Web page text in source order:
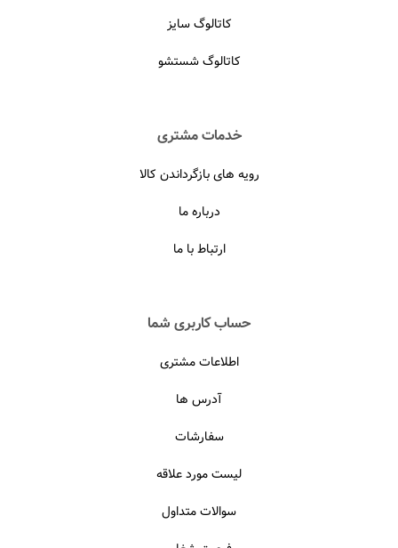
کاتالوگ سایز
کاتالوگ شستشو
خدمات مشتری
رویه های بازگرداندن کالا
درباره ما
ارتباط با ما
حساب کاربری شما
اطلاعات مشتری
آدرس ها
سفارشات
لیست مورد علاقه
سوالات متداول